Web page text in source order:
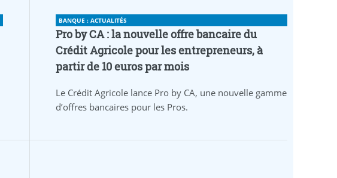
BANQUE : ACTUALITÉS
Pro by CA : la nouvelle offre bancaire du
Crédit Agricole pour les entrepreneurs, à
partir de 10 euros par mois
Le Crédit Agricole lance Pro by CA, une nouvelle gamme
d’offres bancaires pour les Pros.